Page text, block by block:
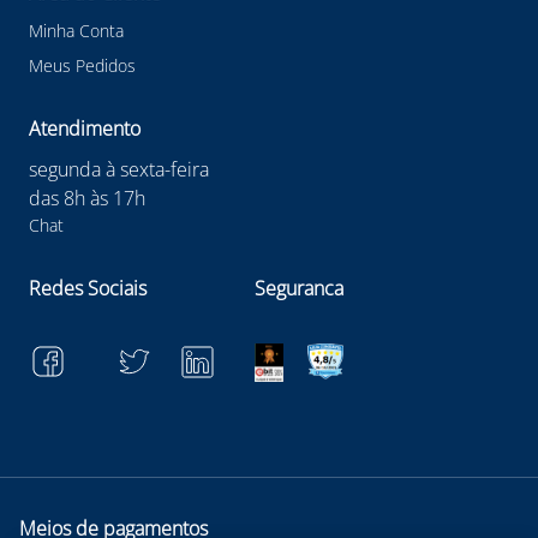
Minha Conta
Meus Pedidos
Atendimento
segunda à sexta-feira
das 8h às 17h
Chat
Redes Sociais Seguranca
Meios de pagamentos